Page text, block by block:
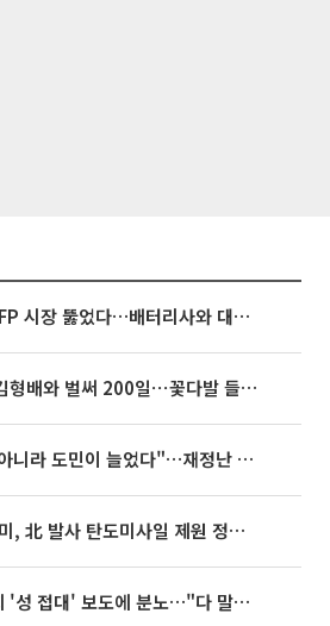
포스코퓨처엠, LFP 시장 뚫었다…배터리사와 대규모 장기 공급 합의
아옳이, 한의사 김형배와 벌써 200일⋯꽃다발 들고 "프러포즈 아냐"
추미애 "복지가 아니라 도민이 늘었다"…재정난 책임론 정면돌파
발사 탄도미사일 제원 정밀분석 중"
박문성, 축구협회 '성 접대' 보도에 분노…"다 말아먹으려고 작정했나"